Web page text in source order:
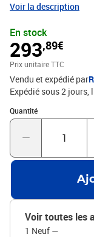
un supplément
à votre maison. Cet
ou garder bien
préférés. De plus,
avec un chiffon
meuble TV : 60 x 30 x
cm (l x P x H)
Voir la description
En stock
293,89€
Prix unitaire TTC
Vendu et expédié par
Expédié sous 2 jours
Quantité
Quantité : 1
Voir toutes les
1 Neuf —